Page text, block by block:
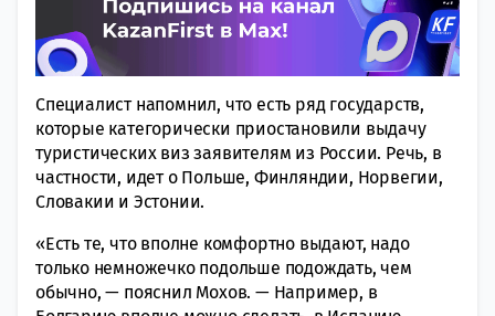
Специалист напомнил, что есть ряд государств,
которые категорически приостановили выдачу
туристических виз заявителям из России. Речь, в
частности, идет о Польше, Финляндии, Норвегии,
Словакии и Эстонии.
«Есть те, что вполне комфортно выдают, надо
только немножечко подольше подождать, чем
обычно, — пояснил Мохов. — Например, в